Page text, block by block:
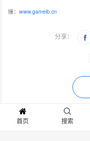
接：www.gameib.cn
分享：
首页 搜索